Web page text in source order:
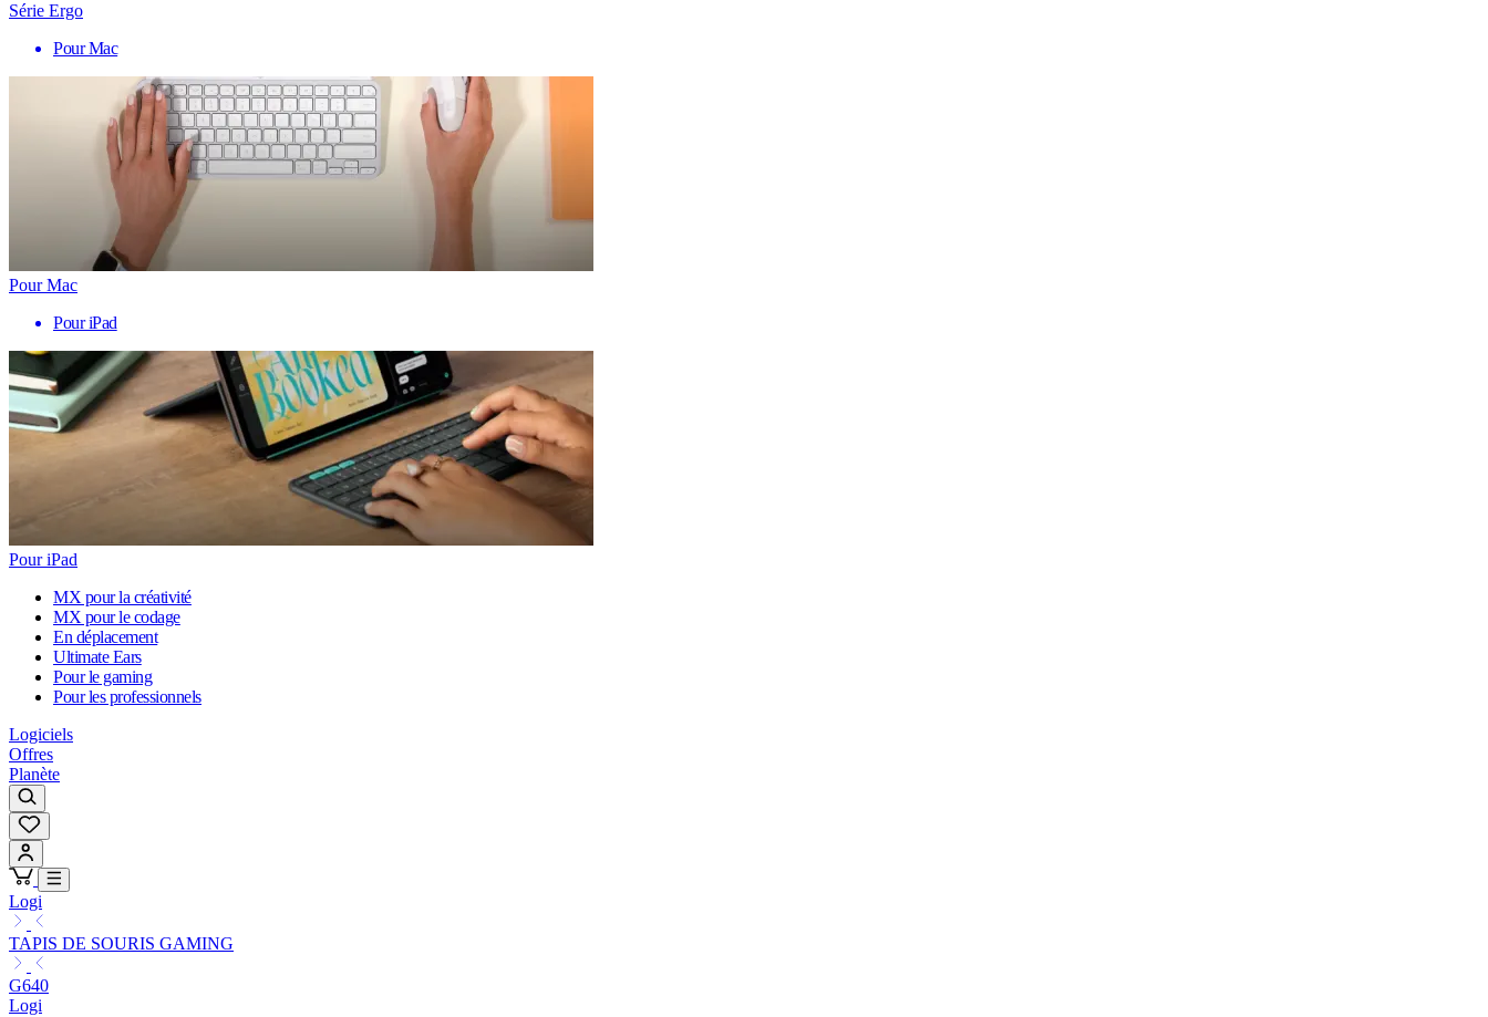
Série Ergo
Pour Mac
Pour Mac
Pour iPad
Pour iPad
MX pour la créativité
MX pour le codage
En déplacement
Ultimate Ears
Pour le gaming
Pour les professionnels
Logiciels
Offres
Planète
Logi
TAPIS DE SOURIS GAMING
G640
Logi